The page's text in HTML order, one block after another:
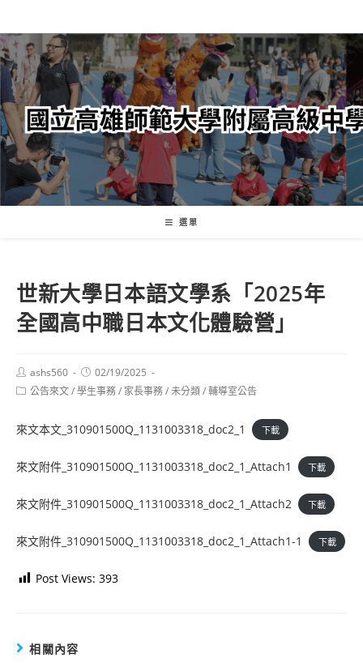
轉
至
主
內
容
選單
世新大學日本語文學系「2025年
全國高中職日本文化體驗營」
Post
author:
ashs560
Post
published:
02/19/2025
Post公告來文/學生事務/ 家長事務/未分類/輔導室公告
來文本文_310901500Q_1131003318_doc2_1 下載
來文附件_310901500Q_1131003318_doc2_1_Attach1 下載
來文附件_310901500Q_1131003318_doc2_1_Attach2 下載
來文附件_310901500Q_1131003318_doc2_1_Attach1-1 下載
Post Views: 393
相關內容